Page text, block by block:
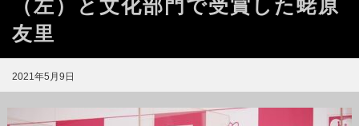
（左）と文化部門で受賞した蛯原
友里
2021年5月9日